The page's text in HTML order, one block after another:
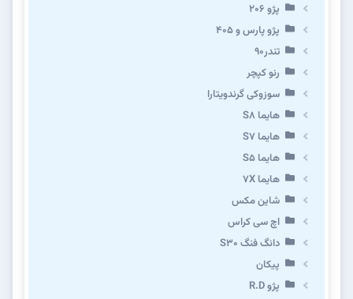
پژو ۲۰۶
پژو پارس و ۴۰۵
تندر۹۰
رنو کپچر
سوزوکی گرندویتارا
هایما S8
هایما S7
هایما S5
هایما 7X
شاین مکس
اچ سی کراس
دانگ فنگ S30
پیکان
پژو R.D